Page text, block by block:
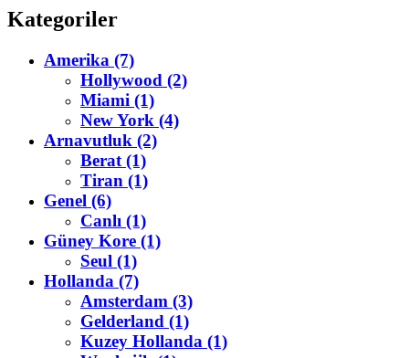
Kategoriler
Amerika (7)
Hollywood (2)
Miami (1)
New York (4)
Arnavutluk (2)
Berat (1)
Tiran (1)
Genel (6)
Canlı (1)
Güney Kore (1)
Seul (1)
Hollanda (7)
Amsterdam (3)
Gelderland (1)
Kuzey Hollanda (1)